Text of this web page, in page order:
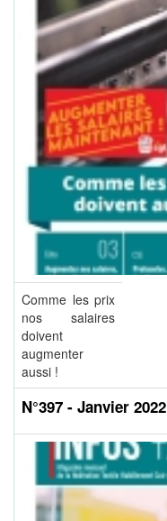
Comme les prix
nos salaires
doivent
augmenter
aussi !
N°397 - Janvier 2022